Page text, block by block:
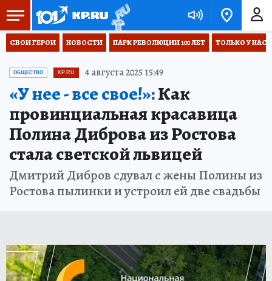
СВОИ ГЕРОИ НОВОСТИ ПАРК РЕВОЛЮЦИИ 100 ЛЕТ ТОЛЬКО У НАС
ОБЩЕСТВО KP.RU 4 августа 2025 15:49
«У нее - все свое!»:Как
провинциальная красавица
Полина Диброва из Ростова
стала светской львицей
Дмитрий Дибров сдувал с жены Полины из
Ростова пылинки и устроил ей две свадьбы